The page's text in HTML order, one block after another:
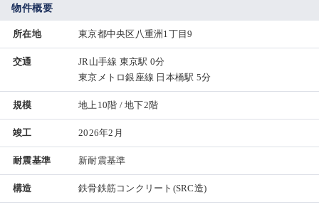
物件概要
所在地 東京都中央区八重洲1丁目9
交通
JR山手線 東京駅 0分
東京メトロ銀座線 日本橋駅 5分
規模 地上10階 / 地下2階
竣工 2026年2月
耐震基準 新耐震基準
構造 鉄骨鉄筋コンクリート(SRC造)